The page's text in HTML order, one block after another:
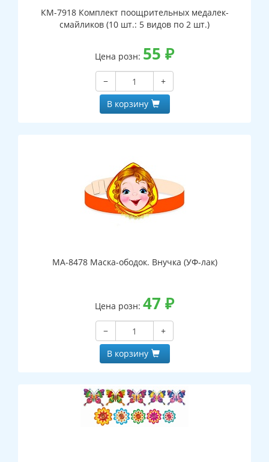
КМ-7918 Комплект поощрительных медалек-
смайликов (10 шт.: 5 видов по 2 шт.)
Цена розн: 55 ₽
−
+
В корзину
МА-8478 Маска-ободок. Внучка (УФ-лак)
Цена розн: 47 ₽
−
+
В корзину